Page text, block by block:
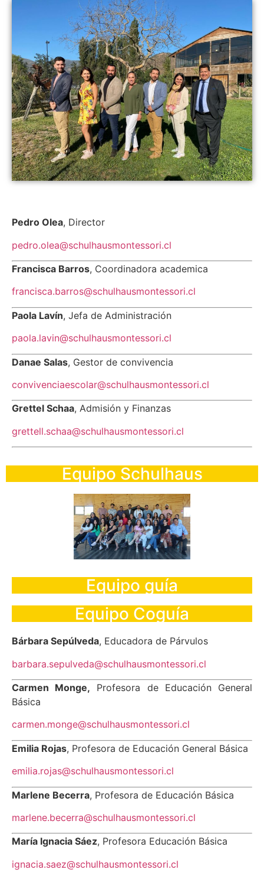
Pedro Olea, Director
pedro.olea@schulhausmontessori.cl
Francisca Barros, Coordinadora academica
francisca.barros@schulhausmontessori.cl
Paola Lavín, Jefa de Administración
paola.lavin@schulhausmontessori.cl
Danae Salas, Gestor de convivencia
convivenciaescolar@schulhausmontessori.cl
Grettel Schaa, Admisión y Finanzas
grettell.schaa@schulhausmontessori.cl
Equipo Schulhaus
Equipo guía
Equipo Coguía
Bárbara Sepúlveda, Educadora de Párvulos
barbara.sepulveda@schulhausmontessori.cl
Carmen Monge, Profesora de Educación General
Básica
carmen.monge@schulhausmontessori.cl
Emilia Rojas, Profesora de Educación General Básica
emilia.rojas@schulhausmontessori.cl
Marlene Becerra, Profesora de Educación Básica
marlene.becerra@schulhausmontessori.cl
María Ignacia Sáez, Profesora Educación Básica
ignacia.saez@schulhausmontessori.cl